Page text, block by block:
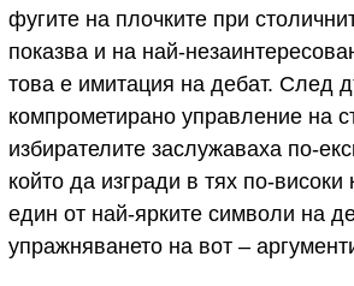
фугите на плочките при
показва и на най-
това е имитация на дебат. След
компрометирано управление на
избирателите заслужаваха по-
който да изгради в тях по-
един от най-ярките символи на
упражняването на вот –